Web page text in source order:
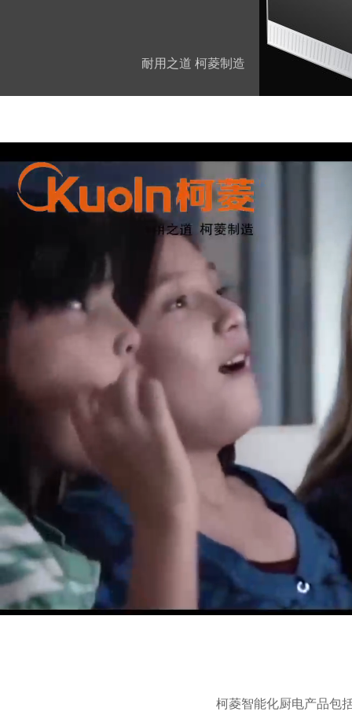
耐用之道 柯菱制造
柯菱智能化厨电产品包